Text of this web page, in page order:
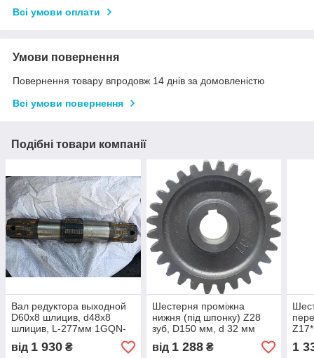
Всі умови оплати
Умови повернення
Повернення товару впродовж 14 днів за домовленістю
Всі умови повернення
Подібні товари компанії
Вал редуктора выходной
D60х8 шлицив, d48х8
шлицив, L-277мм 1GQN-
150/160 на тракторную
почвофрезу
від 1 930 ₴
Шестерня проміжна
нижня (під шпонку) Z28
зуб, D150 мм, d 32 мм
1GQN-125/140
від 1 288₴ 1